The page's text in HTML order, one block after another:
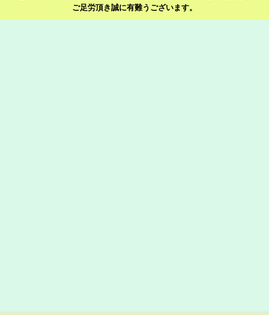
ご足労頂き誠に有難うございます。